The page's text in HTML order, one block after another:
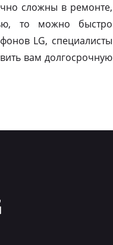
сложны в ремонте,
то можно быстро
LG, специалисты
вам долгосрочную